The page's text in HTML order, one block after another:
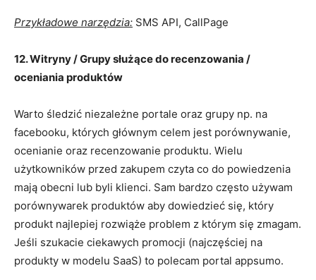
Przykładowe narzędzia: SMS API, CallPage
12. Witryny / Grupy służące do recenzowania /
oceniania produktów
Warto śledzić niezależne portale oraz grupy np. na
facebooku, których głównym celem jest porównywanie,
ocenianie oraz recenzowanie produktu. Wielu
użytkowników przed zakupem czyta co do powiedzenia
mają obecni lub byli klienci. Sam bardzo często używam
porównywarek produktów aby dowiedzieć się, który
produkt najlepiej rozwiąże problem z którym się zmagam.
Jeśli szukacie ciekawych promocji (najczęściej na
produkty w modelu SaaS) to polecam portal appsumo.